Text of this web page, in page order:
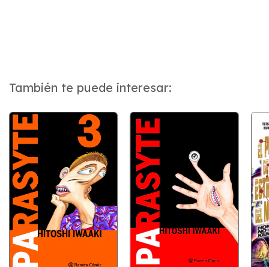
También te puede interesar: